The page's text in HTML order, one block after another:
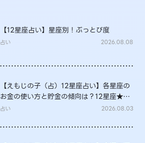
【12星座占い】星座別！ぶっとび度
占い 2026.08.08
【えもじの子（占）12星座占い】各星座の
お金の使い方と貯金の傾向は？12星座★徹
底解説
占い 2026.08.03